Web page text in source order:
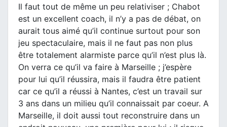
Il faut tout de même un peu relativiser ; Chabot
est un excellent coach, il n’y a pas de débat, on
aurait tous aimé qu’il continue surtout pour son
jeu spectaculaire, mais il ne faut pas non plus
être totalement alarmiste parce qu’il n’est plus là.
On verra ce qu’il va faire à Marseille ; j’espère
pour lui qu’il réussira, mais il faudra être patient
car ce qu’il a réussi à Nantes, c’est un travail sur
3 ans dans un milieu qu’il connaissait par coeur. A
Marseille, il doit aussi tout reconstruire dans un